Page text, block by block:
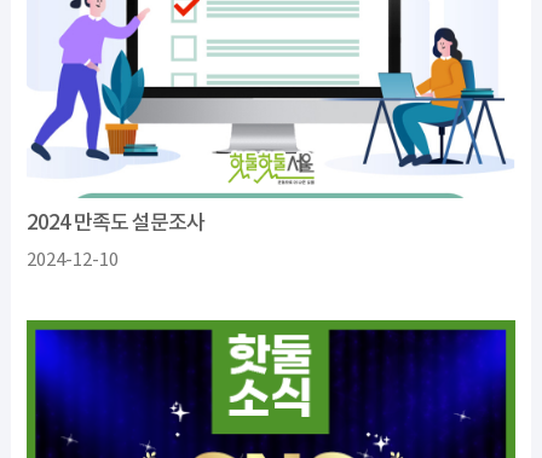
2024 만족도 설문조사
2024-12-10